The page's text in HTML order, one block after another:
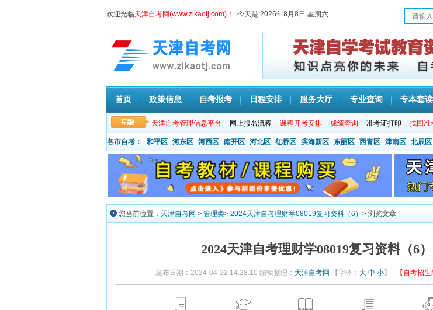
欢迎光临天津自考网(www.zikaotj.com) ！ 今天是:2026年8月8日 星期六
首页 政策信息 自考报考 日程安排 服务大厅 专业查询 专本套读
天津自考管理信息平台 网上报名流程 课程开考安排 成绩查询 准考证打印 找回准
各市自考： 和平区 河东区 河西区 南开区 河北区 红桥区 滨海新区 东丽区 西青区 津南区 北辰区
您当前位置： 天津自考网 > 管理类> 2024天津自考理财学08019复习资料（6） > 浏览文章
2024天津自考理财学08019复习资料（6）
发布日期：2024-04-22 14:28:10 编辑整理： 天津自考网 【字体： 大 中 小】 【自考招